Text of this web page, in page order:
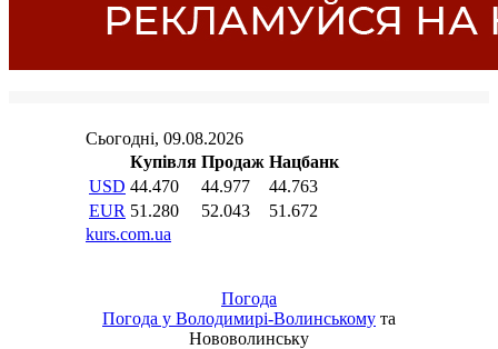
Погода
Погода у Володимирі-Волинському та
Нововолинську